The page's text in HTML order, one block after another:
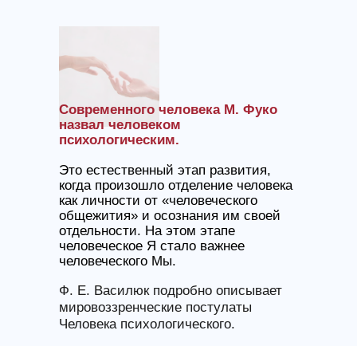
Ф. Е. Василюк подробно описывает
мировоззренческие постулаты
Человека психологического.
Современного человека М. Фуко
назвал человеком
психологическим.
Это естественный этап развития,
когда произошло отделение человека
как личности от «человеческого
общежития» и осознания им своей
отдельности. На этом этапе
человеческое Я стало важнее
человеческого Мы.